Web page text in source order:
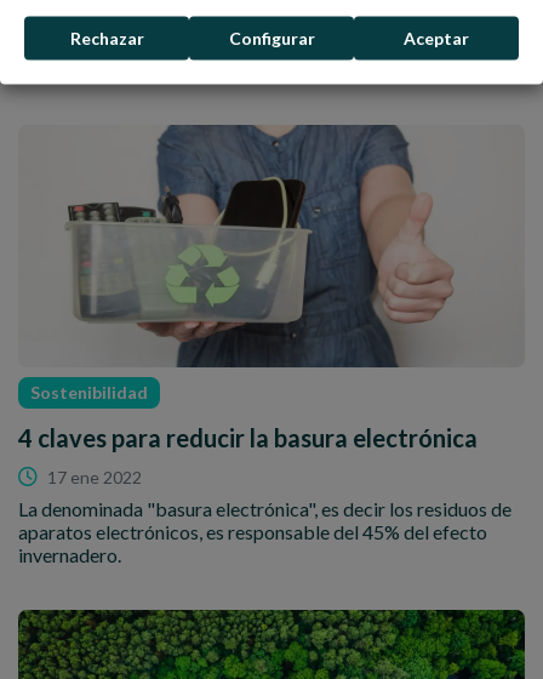
Últimas noticias
Sostenibilidad
4 claves para reducir la basura electrónica
17 ene 2022
La denominada "basura electrónica", es decir los residuos de
aparatos electrónicos, es responsable del 45% del efecto
invernadero.
Rechazar Configurar Aceptar